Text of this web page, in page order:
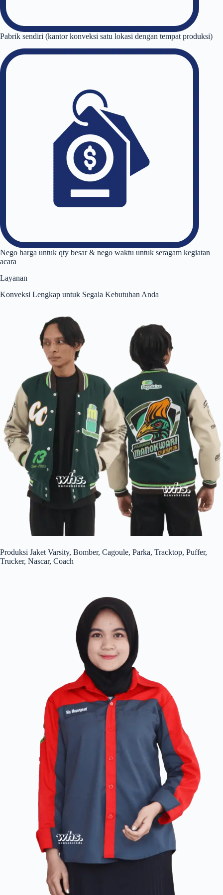
Pabrik sendiri (kantor konveksi satu lokasi dengan tempat produksi)
Nego harga untuk qty besar & nego waktu untuk seragam kegiatan
acara
Layanan
Konveksi Lengkap untuk Segala Kebutuhan Anda
Produksi Jaket Varsity, Bomber, Cagoule, Parka, Tracktop, Puffer,
Trucker, Nascar, Coach